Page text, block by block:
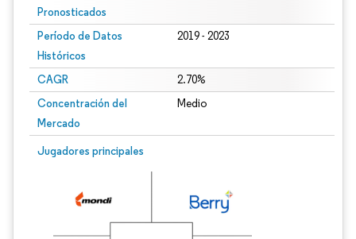
Pronosticados
Período de Datos
Históricos
2019 - 2023
CAGR 2.70%
Concentración del
Mercado
Medio
Jugadores principales